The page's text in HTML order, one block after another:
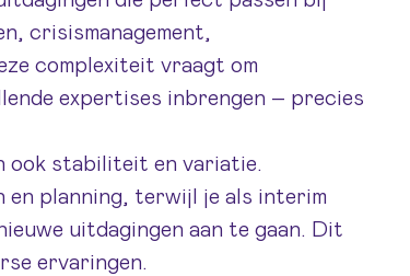
crisismanagement,
complexiteit vraagt om
expertises inbrengen – precies
ook stabiliteit en variatie.
en planning, terwijl je als interim
uitdagingen aan te gaan. Dit
ervaringen.